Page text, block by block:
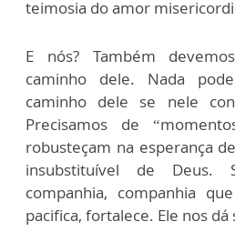
teimosia do amor
E nós? Também
caminho dele. Nada
caminho dele se nele
Precisamos de
robusteçam na esperança
insubstituível de
companhia, companhia
pacifica, fortalece. Ele nos dá